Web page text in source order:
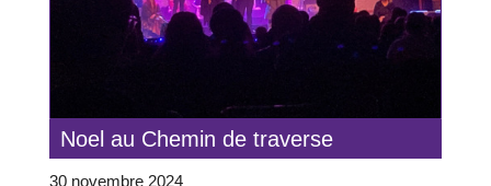
Noel au Chemin de traverse
30 novembre 2024